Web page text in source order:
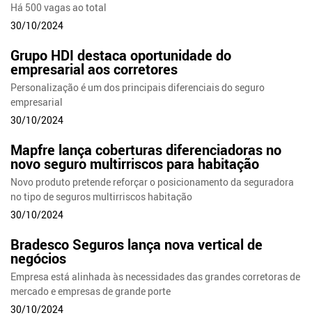
Há 500 vagas ao total
30/10/2024
Grupo HDI destaca oportunidade do
empresarial aos corretores
Personalização é um dos principais diferenciais do seguro
empresarial
30/10/2024
Mapfre lança coberturas diferenciadoras no
novo seguro multirriscos para habitação
Novo produto pretende reforçar o posicionamento da seguradora
no tipo de seguros multirriscos habitação
30/10/2024
Bradesco Seguros lança nova vertical de
negócios
Empresa está alinhada às necessidades das grandes corretoras de
mercado e empresas de grande porte
30/10/2024